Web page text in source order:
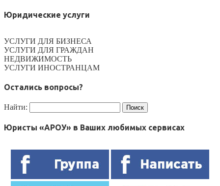
Юридические услуги
УСЛУГИ ДЛЯ БИЗНЕСА
УСЛУГИ ДЛЯ ГРАЖДАН
НЕДВИЖИМОСТЬ
УСЛУГИ ИНОСТРАНЦАМ
Остались вопросы?
Найти:
Юристы «АРОУ» в Ваших любимых сервисах